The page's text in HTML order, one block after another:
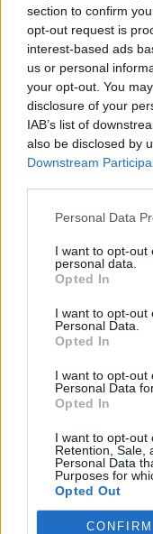
section to confirm
opt-out request is
interest-based ads
us or personal
your opt-out. You
disclosure of your
IAB’s list of
also be disclosed by
Downstream
Personal Data
I want to opt-out
personal data.
Opted In
I want to opt-out
Personal Data.
Opted In
I want to opt-out
Personal Data
Opted In
I want to opt-out
Retention, Sale,
Personal Data
Purposes for
Opted Out
CONFIRM
F
C
Arroz, no Português
A
R O
S
No dito popular, "__
O
R A
I
__ essenciais, para
L E O
S
T
Time de futebol de
P O R
Banda do disco
A
N
Futebol-Clube: